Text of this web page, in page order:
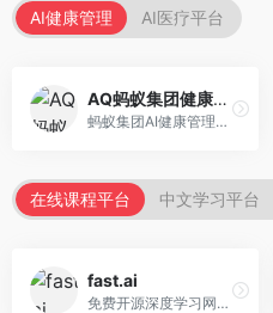
AI健康管理 AI医疗平台
AQ蚂蚁集团健康管家
蚂蚁集团AI健康管理服务，专注于个人健康监测。面向个人用户，提供健康评估、慢病管理、健康建议等服务，健康管理便捷。
在线课程平台 中文学习平台
fast.ai
免费开源深度学习网站，专注于实用AI教学。面向开发者，提供免费深度学习课程、实战项目、代码库等资源，学习门槛低。